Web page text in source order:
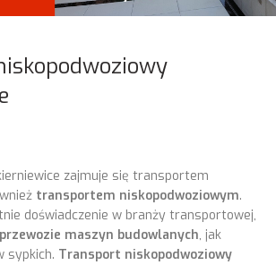
zajmuje się transportem
transportem niskopodwoziowym.
doświadczenie w branży transportowej,
przewozie maszyn budowlanych, jak
sypkich. Transport niskopodwoziowy